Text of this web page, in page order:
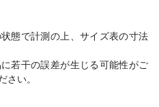
態で計測の上、サイズ表の寸法
若干の誤差が生じる可能性がご
さい。